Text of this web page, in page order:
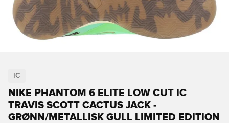
IC
NIKE PHANTOM 6 ELITE LOW CUT IC
TRAVIS SCOTT CACTUS JACK -
GRØNN/METALLISK GULL LIMITED EDITION